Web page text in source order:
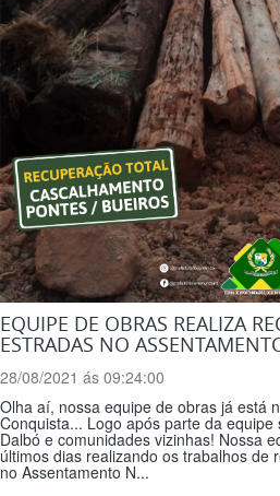
EQUIPE DE OBRAS REALIZA
ESTRADAS NO
28/08/2021 ás 09:24:00
Olha aí, nossa equipe de obras já está
Conquista... Logo após parte da
Dalbó e comunidades vizinhas! Nossa
últimos dias realizando os trabalhos de
no Assentamento N...